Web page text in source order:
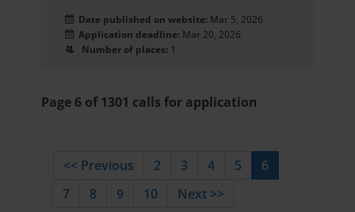
Date published on website: Mar 5, 2026
Application deadline: Mar 20, 2026
Number of places: 1
Page 6 of 1301 calls for application
<< Previous 2 3 4 5
6
7
8 9 10 Next >>